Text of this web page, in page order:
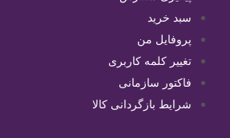
سبد خرید
پروفایل من
تغییر کلمه کاربری
فاکتور سازمانی
شرایط بازگردانی کالا